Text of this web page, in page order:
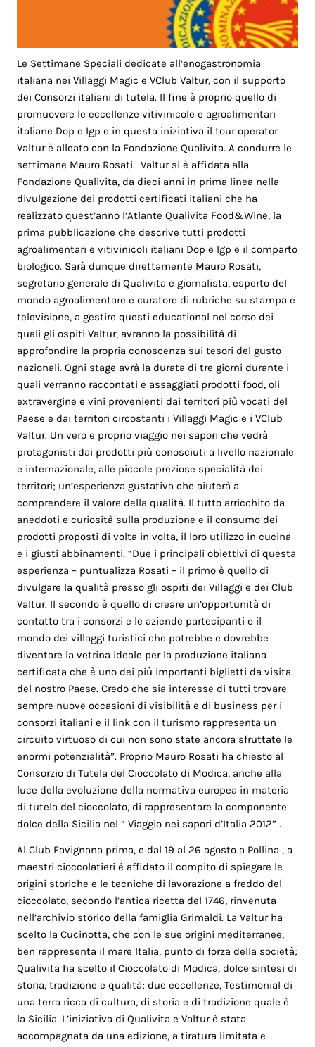
Le Settimane Speciali dedicate all’enogastronomia
italiana nei Villaggi Magic e VClub Valtur, con il supporto
dei Consorzi italiani di tutela. Il fine è proprio quello di
promuovere le eccellenze vitivinicole e agroalimentari
italiane Dop e Igp e in questa iniziativa il tour operator
Valtur è alleato con la Fondazione Qualivita. A condurre le
settimane Mauro Rosati. Valtur si è affidata alla
Fondazione Qualivita, da dieci anni in prima linea nella
divulgazione dei prodotti certificati italiani che ha
realizzato quest’anno l’Atlante Qualivita Food&Wine, la
prima pubblicazione che descrive tutti prodotti
agroalimentari e vitivinicoli italiani Dop e Igp e il comparto
biologico. Sarà dunque direttamente Mauro Rosati,
segretario generale di Qualivita e giornalista, esperto del
mondo agroalimentare e curatore di rubriche su stampa e
televisione, a gestire questi educational nel corso dei
quali gli ospiti Valtur, avranno la possibilità di
approfondire la propria conoscenza sui tesori del gusto
nazionali. Ogni stage avrà la durata di tre giorni durante i
quali verranno raccontati e assaggiati prodotti food, oli
extravergine e vini provenienti dai territori più vocati del
Paese e dai territori circostanti i Villaggi Magic e i VClub
Valtur. Un vero e proprio viaggio nei sapori che vedrà
protagonisti dai prodotti più conosciuti a livello nazionale
e internazionale, alle piccole preziose specialità dei
territori; un’esperienza gustativa che aiuterà a
comprendere il valore della qualità. Il tutto arricchito da
aneddoti e curiosità sulla produzione e il consumo dei
prodotti proposti di volta in volta, il loro utilizzo in cucina
e i giusti abbinamenti. “Due i principali obiettivi di questa
esperienza – puntualizza Rosati – il primo è quello di
divulgare la qualità presso gli ospiti dei Villaggi e dei Club
Valtur. Il secondo è quello di creare un’opportunità di
contatto tra i consorzi e le aziende partecipanti e il
mondo dei villaggi turistici che potrebbe e dovrebbe
diventare la vetrina ideale per la produzione italiana
certificata che è uno dei più importanti biglietti da visita
del nostro Paese. Credo che sia interesse di tutti trovare
sempre nuove occasioni di visibilità e di business per i
consorzi italiani e il link con il turismo rappresenta un
circuito virtuoso di cui non sono state ancora sfruttate le
enormi potenzialità”. Proprio Mauro Rosati ha chiesto al
Consorzio di Tutela del Cioccolato di Modica, anche alla
luce della evoluzione della normativa europea in materia
di tutela del cioccolato, di rappresentare la componente
dolce della Sicilia nel “ Viaggio nei sapori d’Italia 2012” .
Al Club Favignana prima, e dal 19 al 26 agosto a Pollina , a
maestri cioccolatieri è affidato il compito di spiegare le
origini storiche e le tecniche di lavorazione a freddo del
cioccolato, secondo l’antica ricetta del 1746, rinvenuta
nell’archivio storico della famiglia Grimaldi. La Valtur ha
scelto la Cucinotta, che con le sue origini mediterranee,
ben rappresenta il mare Italia, punto di forza della società;
Qualivita ha scelto il Cioccolato di Modica, dolce sintesi di
storia, tradizione e qualità; due eccellenze, Testimonial di
una terra ricca di cultura, di storia e di tradizione quale è
la Sicilia. L’iniziativa di Qualivita e Valtur è stata
accompagnata da una edizione, a tiratura limitata e